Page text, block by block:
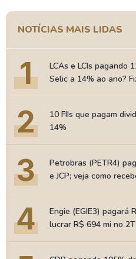
NOTÍCIAS MAIS LIDAS
1
LCAs e LCIs pagando
Selic a 14% ao ano?
2
10 FIIs que pagam
14%
3
Petrobras (PETR4)
e JCP; veja como
4
Engie (EGIE3) pagará
lucrar R$ 694 mi no